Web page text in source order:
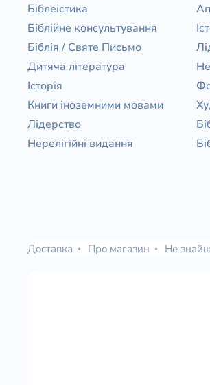
Біблеістика
Біблійне консультування
Біблія / Святе Письмо
Дитяча література
Історія
Книги іноземними мовами
Лідерство
Нерелігійні видання
Доставка Про магазин Не